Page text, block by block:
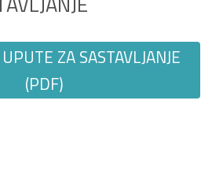
ZA SASTAVLJANJE
(PDF)